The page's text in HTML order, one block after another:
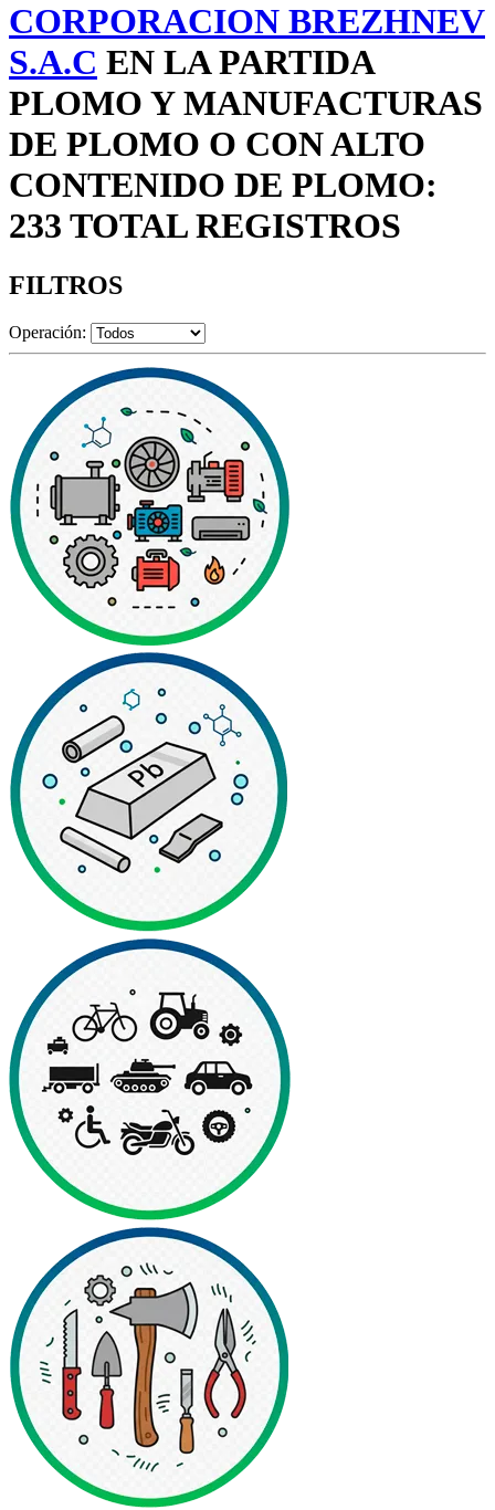
CORPORACION BREZHNEV
S.A.C EN LA PARTIDA
PLOMO Y MANUFACTURAS
DE PLOMO O CON ALTO
CONTENIDO DE PLOMO:
233 TOTAL REGISTROS
FILTROS
Operación: